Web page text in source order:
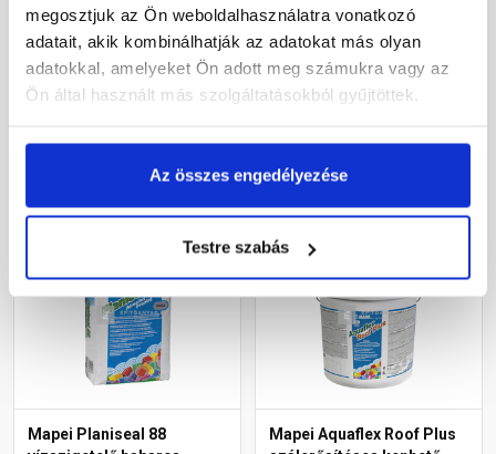
megosztjuk az Ön weboldalhasználatra vonatkozó
adatait, akik kombinálhatják az adatokat más olyan
adatokkal, amelyeket Ön adott meg számukra vagy az
Ön által használt más szolgáltatásokból gyűjtöttek.
Az összes engedélyezése
Testre szabás
vízszigetelő fólia extra
fehér 5 kg
Rendelésre
33 075 Ft/ db
Megnézem
kg
Rendelésre
31 220 Ft/ db
Megnézem
Mapei Planiseal 88
Mapei Aquaflex Roof Plus